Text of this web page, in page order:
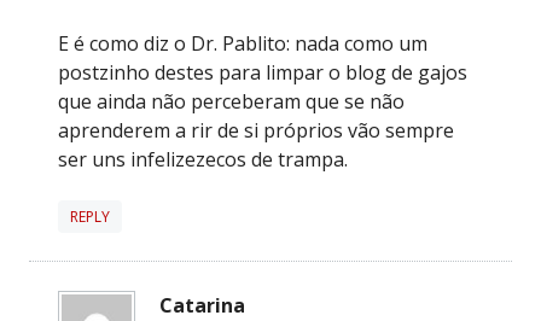
E é como diz o Dr. Pablito: nada como um
postzinho destes para limpar o blog de gajos
que ainda não perceberam que se não
aprenderem a rir de si próprios vão sempre
ser uns infelizezecos de trampa.
REPLY
Catarina